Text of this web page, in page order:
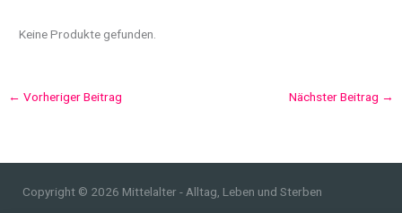
Keine Produkte gefunden.
← Vorheriger Beitrag Nächster Beitrag →
Copyright © 2026 Mittelalter - Alltag, Leben und Sterben